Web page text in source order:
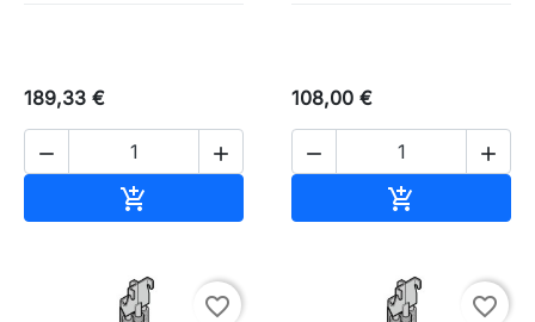
189,33 €
 

108,00 €
 

favorite_border favorite_border